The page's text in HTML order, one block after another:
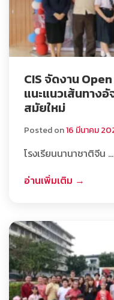
CIS จัดงาน
แนะแนวเส้นทาง
สมัยใหม่
Posted on16 มีนาคม
โรงเรียนนานาชาติจีน …
อ่านเพิ่มเติม →